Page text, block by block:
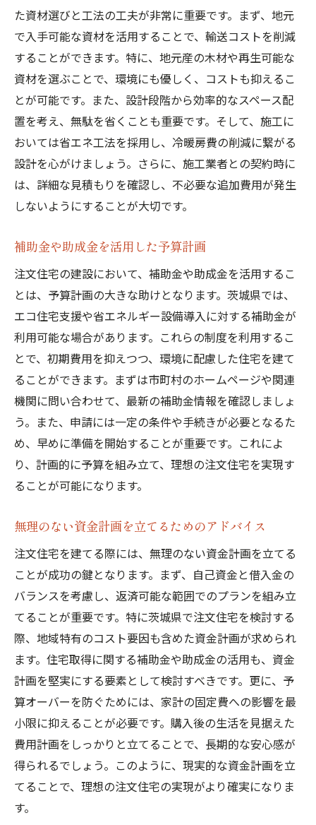
た資材選びと工法の工夫が非常に重要です。まず、地元
で入手可能な資材を活用することで、輸送コストを削減
することができます。特に、地元産の木材や再生可能な
資材を選ぶことで、環境にも優しく、コストも抑えるこ
とが可能です。また、設計段階から効率的なスペース配
置を考え、無駄を省くことも重要です。そして、施工に
おいては省エネ工法を採用し、冷暖房費の削減に繋がる
設計を心がけましょう。さらに、施工業者との契約時に
は、詳細な見積もりを確認し、不必要な追加費用が発生
しないようにすることが大切です。
補助金や助成金を活用した予算計画
注文住宅の建設において、補助金や助成金を活用するこ
とは、予算計画の大きな助けとなります。茨城県では、
エコ住宅支援や省エネルギー設備導入に対する補助金が
利用可能な場合があります。これらの制度を利用するこ
とで、初期費用を抑えつつ、環境に配慮した住宅を建て
ることができます。まずは市町村のホームページや関連
機関に問い合わせて、最新の補助金情報を確認しましょ
う。また、申請には一定の条件や手続きが必要となるた
め、早めに準備を開始することが重要です。これによ
り、計画的に予算を組み立て、理想の注文住宅を実現す
ることが可能になります。
無理のない資金計画を立てるためのアドバイス
注文住宅を建てる際には、無理のない資金計画を立てる
ことが成功の鍵となります。まず、自己資金と借入金の
バランスを考慮し、返済可能な範囲でのプランを組み立
てることが重要です。特に茨城県で注文住宅を検討する
際、地域特有のコスト要因も含めた資金計画が求められ
ます。住宅取得に関する補助金や助成金の活用も、資金
計画を堅実にする要素として検討すべきです。更に、予
算オーバーを防ぐためには、家計の固定費への影響を最
小限に抑えることが必要です。購入後の生活を見据えた
費用計画をしっかりと立てることで、長期的な安心感が
得られるでしょう。このように、現実的な資金計画を立
てることで、理想の注文住宅の実現がより確実になりま
す。